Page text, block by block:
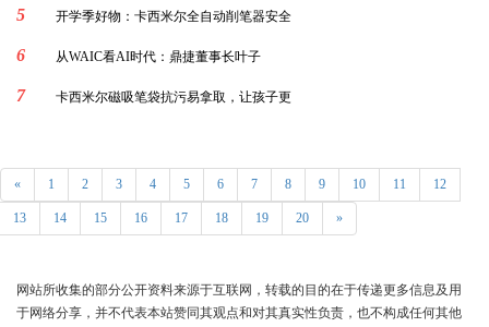
5 开学季好物：卡西米尔全自动削笔器安全
6 从WAIC看AI时代：鼎捷董事长叶子
7 卡西米尔磁吸笔袋抗污易拿取，让孩子更
« 1 2 3 4 5 6 7 8 9 10 11 12
13 14 15 16 17 18 19 20 »
网站所收集的部分公开资料来源于互联网，转载的目的在于传递更多信息及用
于网络分享，并不代表本站赞同其观点和对其真实性负责，也不构成任何其他